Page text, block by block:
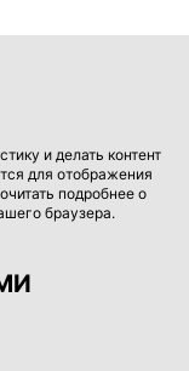
и делать контент
для отображения
подробнее о
браузера.